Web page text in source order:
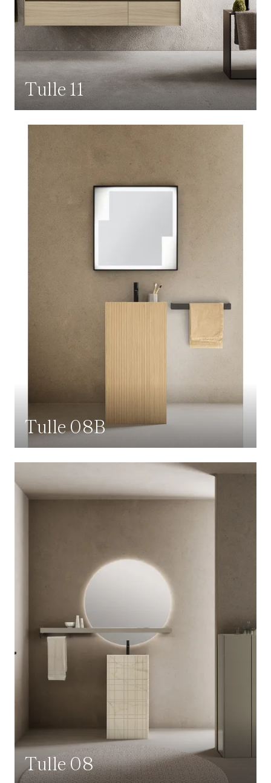
Tulle 11
Tulle 08B
Tulle 08